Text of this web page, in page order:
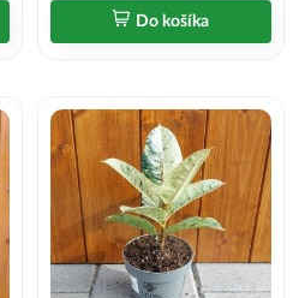
Do košíka